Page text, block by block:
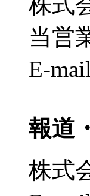
当営
E-
報道
株式